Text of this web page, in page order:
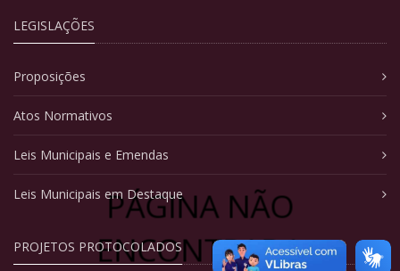
PÁGINA NÃO
ENCONTRADA
LEGISLAÇÕES
Proposições
Atos Normativos
Leis Municipais e Emendas
Leis Municipais em Destaque
PROJETOS PROTOCOLADOS